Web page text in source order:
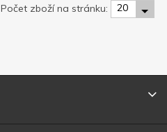
Počet zboží na stránku: 20